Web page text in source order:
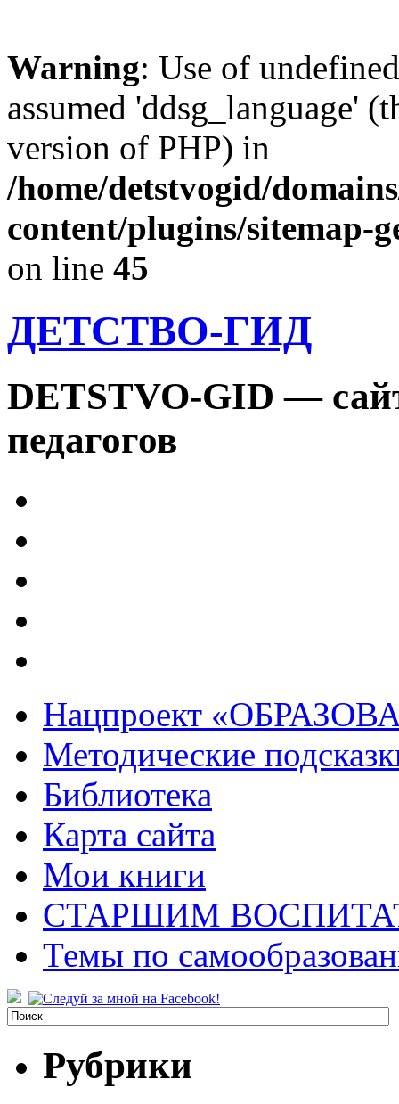
Warning: Use of
assumed 'ddsg_language'
version of PHP) in
/home/detstvogid/
content/plugins/sitemap-
on line 45
ДЕТСТВО-ГИД
DETSTVO-GID —
педагогов
Нацпроект
Методические
Библиотека
Карта сайта
Мои книги
СТАРШИМ
Темы по
Рубрики